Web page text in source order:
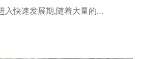
入快速发展期,随着大量的…